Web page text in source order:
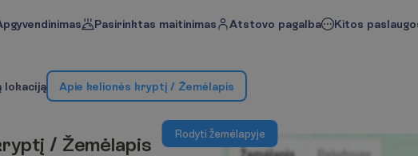
Pasirinktas maitinimas Atstovo pagalba Kitos
lokaciją Apie kelionės kryptį / Žemėlapis
ryptį / Žemėlapis Rodyti žemė apyje